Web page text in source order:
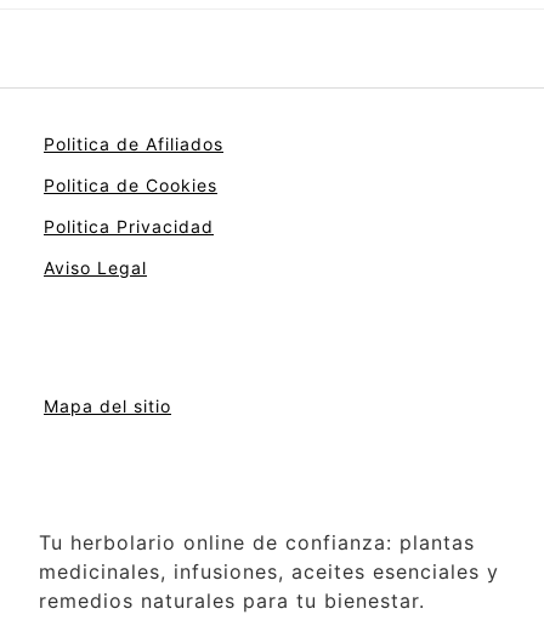
Politica de Afiliados
Politica de Cookies
Politica Privacidad
Aviso Legal
Mapa del sitio
Tu herbolario online de confianza: plantas
medicinales, infusiones, aceites esenciales y
remedios naturales para tu bienestar.